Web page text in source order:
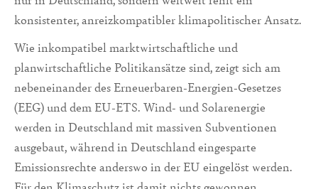
konsistenter, anreizkompatibler klimapolitischer Ansatz.
Wie inkompatibel marktwirtschaftliche und
planwirtschaftliche Politikansätze sind, zeigt sich am
nebeneinander des Erneuerbaren-Energien-Gesetzes
(EEG) und dem EU-ETS. Wind- und Solarenergie
werden in Deutschland mit massiven Subventionen
ausgebaut, während in Deutschland eingesparte
Emissionsrechte anderswo in der EU eingelöst werden.